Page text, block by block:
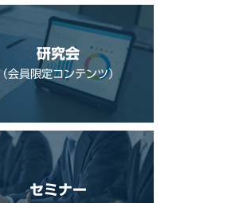
研究会
（会員限定コンテンツ）
セミナー